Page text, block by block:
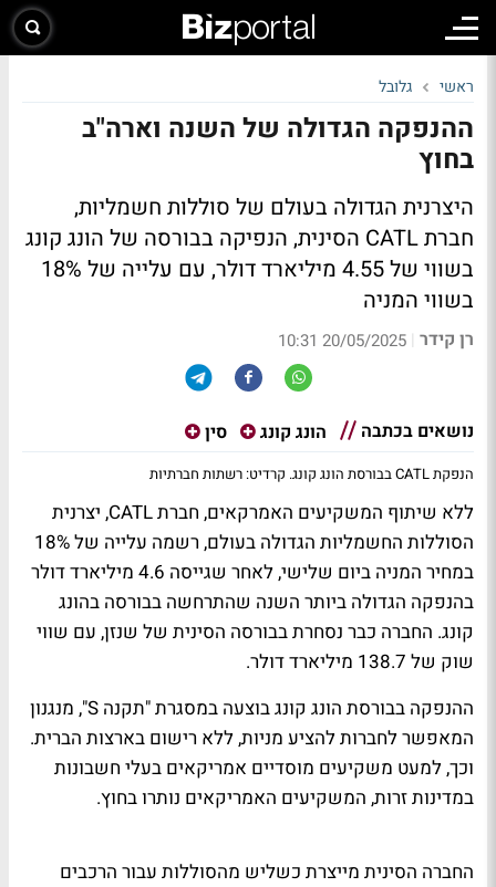
ראשי גלובל
ההנפקה הגדולה של השנה וארה"ב
בחוץ
היצרנית הגדולה בעולם של סוללות חשמליות,
חברת CATL הסינית, הנפיקה בבורסה של הונג קונג
בשווי של 4.55 מיליארד דולר, עם עלייה של 18%
בשווי המניה
רן קידר |
20/05/2025 10:31
נושאים בכתבה הונג קונג סין
הנפקת CATL בבורסת הונג קונג. קרדיט: רשתות חברתיות
ללא שיתוף המשקיעים האמרקאים, חברת CATL, יצרנית
הסוללות החשמליות הגדולה בעולם, רשמה עלייה של 18%
במחיר המניה ביום שלישי, לאחר שגייסה 4.6 מיליארד דולר
בהנפקה הגדולה ביותר השנה שהתרחשה בבורסה בהונג
קונג. החברה כבר נסחרת בבורסה הסינית של שנזן, עם שווי
שוק של 138.7 מיליארד דולר.
ההנפקה בבורסת הונג קונג בוצעה במסגרת "תקנה S", מנגנון
המאפשר לחברות להציע מניות, ללא רישום בארצות הברית.
וכך, למעט משקיעים מוסדיים אמריקאים בעלי חשבונות
במדינות זרות, המשקיעים האמריקאים נותרו בחוץ.
החברה הסינית מייצרת כשליש מהסוללות עבור הרכבים